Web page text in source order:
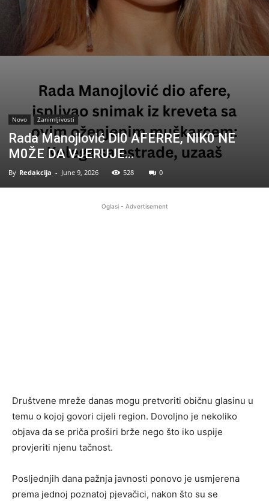
Novo Zanimljivosti
Rada Manojlović Dl0 AFERRE, NlK0 NE
M0ŽE DA VJERUJE…
By Redakcija - June 9, 2026 528 0
Oglasi - Advertisement
Društvene mreže danas mogu pretvoriti običnu glasinu u
temu o kojoj govori cijeli region. Dovoljno je nekoliko
objava da se priča proširi brže nego što iko uspije
provjeriti njenu tačnost.
Posljednjih dana pažnja javnosti ponovo je usmjerena
prema jednoj poznatoj pjevačici, nakon što su se